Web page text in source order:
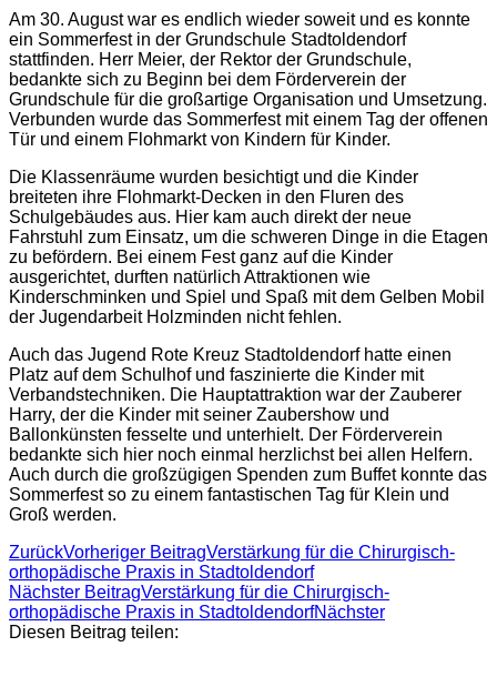
Am 30. August war es endlich wieder soweit und es konnte
ein Sommerfest in der Grundschule Stadtoldendorf
stattfinden. Herr Meier, der Rektor der Grundschule,
bedankte sich zu Beginn bei dem Förderverein der
Grundschule für die großartige Organisation und Umsetzung.
Verbunden wurde das Sommerfest mit einem Tag der offenen
Tür und einem Flohmarkt von Kindern für Kinder.
Die Klassenräume wurden besichtigt und die Kinder
breiteten ihre Flohmarkt-Decken in den Fluren des
Schulgebäudes aus. Hier kam auch direkt der neue
Fahrstuhl zum Einsatz, um die schweren Dinge in die Etagen
zu befördern. Bei einem Fest ganz auf die Kinder
ausgerichtet, durften natürlich Attraktionen wie
Kinderschminken und Spiel und Spaß mit dem Gelben Mobil
der Jugendarbeit Holzminden nicht fehlen.
Auch das Jugend Rote Kreuz Stadtoldendorf hatte einen
Platz auf dem Schulhof und faszinierte die Kinder mit
Verbandstechniken. Die Hauptattraktion war der Zauberer
Harry, der die Kinder mit seiner Zaubershow und
Ballonkünsten fesselte und unterhielt. Der Förderverein
bedankte sich hier noch einmal herzlichst bei allen Helfern.
Auch durch die großzügigen Spenden zum Buffet konnte das
Sommerfest so zu einem fantastischen Tag für Klein und
Groß werden.
ZurückVorheriger BeitragVerstärkung für die Chirurgisch-
orthopädische Praxis in Stadtoldendorf
Nächster BeitragVerstärkung für die Chirurgisch-
orthopädische Praxis in StadtoldendorfNächster
Diesen Beitrag teilen: